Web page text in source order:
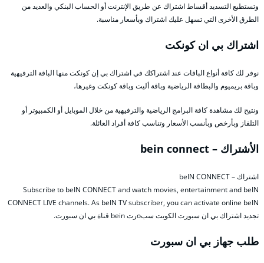
وتستطيع التسديد أقساط اشتراك عن طريق الإنترنت أو الحساب البنكي والعديد من
الطرق الأخرى التي تسهل عليك اشتراك وبأسعار مناسبة.
اشتراك بي ان كونكت
نوفر لك كافة أنواع الباقات عند اشتراكك في اشتراك بي إن كونكت منها الباقة الترفيهية
وباقة بريميوم والبطاقة الرياضية وباقة أليت وباقة كونكت وغيرها،
ونتيح لك مشاهدة كافة البرامج الرياضية والترفيهية من خلال الموبايل أو الكمبيوتر أو
التلفاز وبأرخص وبأنسب الأسعار وتناسب كافة أفراد العائلة.
الأشتراك – bein connect
اشتراك – beIN CONNECT
Subscribe to beIN CONNECT and watch movies, entertainment and beIN
CONNECT LIVE channels. As beIN TV subscriber, you can activate online beIN
تجديد اشتراك بي ان سبورت الكويت سبoرت bein قناة بي ان سبورت.
طلب جهاز بي ان سبورت